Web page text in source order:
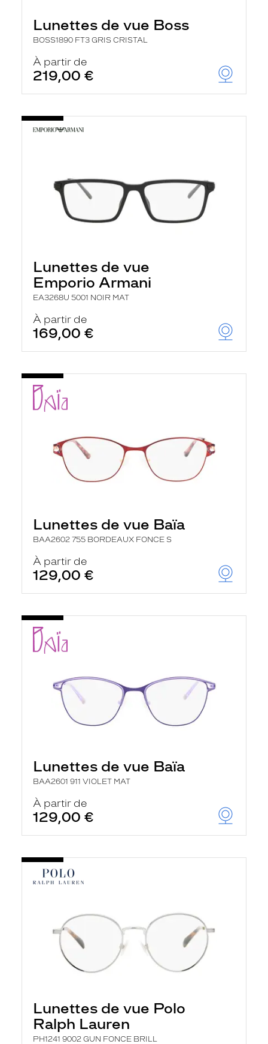
Lunettes de vue Boss
BOSS1890 FT3 GRIS CRISTAL
À partir de
219,00 €
Lunettes de vue
Emporio Armani
EA3268U 5001 NOIR MAT
À partir de
169,00 €
Lunettes de vue Baïa
BAA2602 755 BORDEAUX FONCE S
À partir de
129,00 €
Lunettes de vue Baïa
BAA2601 911 VIOLET MAT
À partir de
129,00 €
Lunettes de vue Polo
Ralph Lauren
PH1241 9002 GUN FONCE BRILL